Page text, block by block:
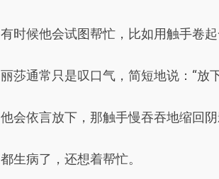
有时候他会试图帮忙，比如用触手卷
丽莎通常只是叹口气，简短地说：“放
他会依言放下，那触手慢吞吞地缩回
都生病了，还想着帮忙。